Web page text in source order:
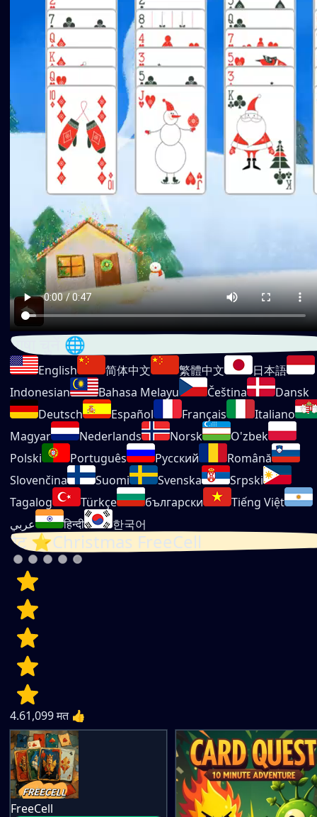
भाषा चुनें 🌐
English 简体中文 繁體中文
日本語
Indonesian
Bahasa Melayu Čeština
Dansk
Deutsch
Español Français
Italiano
Magyar
Nederlands Norsk
O'zbek
Polski
Português Русский
Română
Slovenčina
Suomi Svenska
Srpski
Tagalog
Türkçe български
Tiếng Việt
عربي
हिन्दी 한국어
रेट ⭐Christmas FreeCell
4.61,099मत 👍
FreeCell